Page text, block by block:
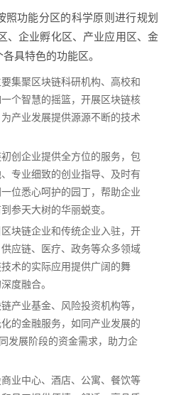
照功能分区的科学原则进行规划
、企业孵化区、产业应用区、金
具特色的功能区。
集聚区块链科研机构、高校和
个智慧的摇篮，开展区块链核
产业发展提供源源不断的技术
创企业提供全方位的服务，包
专业细致的创业指导、及时有
位悉心呵护的园丁，帮助企业
参天大树的华丽蜕变。
块链企业和传统企业入驻，开
应链、医疗、政务等众多领域
术的实际应用提供广阔的舞
度融合。
产业基金、风险投资机构等，
的金融服务，如同产业发展的
发展阶段的资金需求，助力企
业中心、酒店、公寓、餐饮等